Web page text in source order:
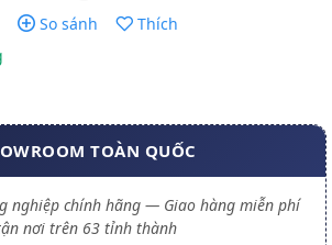
So sánh
Thích
TOÀN QUỐC
nghiệp chính hãng — Giao hàng miễn phí
nơi trên 63 tỉnh thành